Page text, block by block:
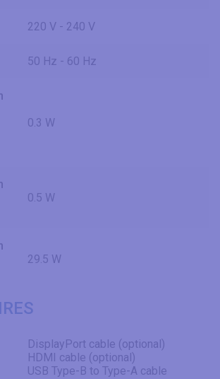
220 V - 240 V
50 Hz - 60 Hz
0.3 W
0.5 W
29.5 W
DisplayPort cable (optional)
HDMI cable (optional)
USB Type-B to Type-A cable